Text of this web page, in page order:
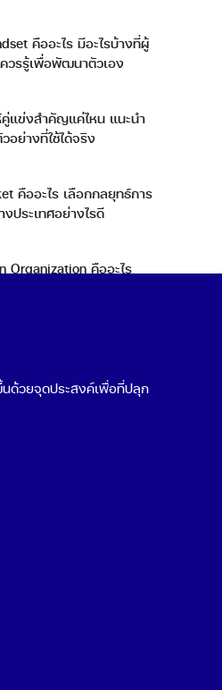
คืออะไร มีอะไรบ้างที่ผู้
วรรู้เพื่อพัฒนาตัวเอง
คู่แข่งสำคัญแค่ไหน แนะนำ
อย่างที่ใช้ได้จริง
คืออะไร เลือกกลยุทธ์การ
งประเทศอย่างไรดี
Organization คืออะไร
ะไร
ด้วยจุดประสงค์เพื่อที่ปลุก